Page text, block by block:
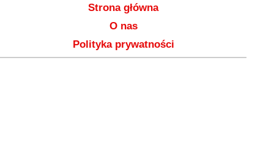
Strona główna
O nas
Polityka prywatności